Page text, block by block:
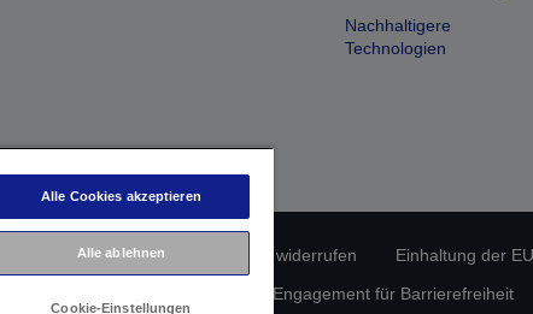
Nachhaltigere
Technologien
Datenschutzrichtlinie Vertrag widerrufen
Einhaltung der
Epson Engagement für Barrierefreiheit
Alle Cookies akzeptieren
Alle ablehnen
Cookie-Einstellungen